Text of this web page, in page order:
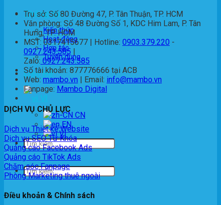
Thông tin
Kiến thức
Hoạt động
Hợp tác
Tuyển dụng
Liên Hệ
VI
EN
VI
Trụ sở: Số 80 Đường 47, P. Tân Thuận, TP. HCM
Văn phòng: Số 48 Đường Số 1, KDC Him Lam, P. Tân
Hưng, TP. HCM
MST: 0317415677 | Hotline: 0903.379.220 -
0927.243.585
Zalo: 0927.243.585
Số tài khoản: 877776666 tại ACB
Web: mambo.vn | Email: info@mambo.vn
Fanpage: Mambo Digital
DỊCH VỤ CHỦ LỰC
Dịch vụ Thiết kế Website
Dịch vụ SEO Từ Khóa
Quảng cáo Facebook Ads
Quảng cáo TikTok Ads
Chăm sóc Fanpage
Phòng Marketing thuê ngoài
Điều khoản & Chính sách